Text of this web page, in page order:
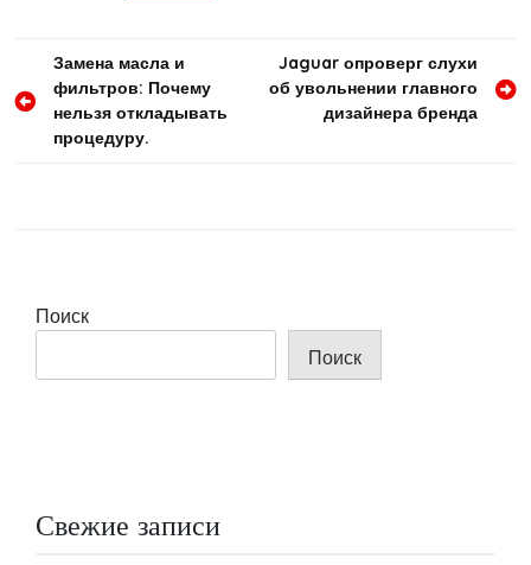
Навигация
по
записям
Замена масла и
фильтров: Почему
нельзя откладывать
процедуру.
Jaguar опроверг слухи
об увольнении главного
дизайнера бренда
Поиск
Поиск
Свежие записи